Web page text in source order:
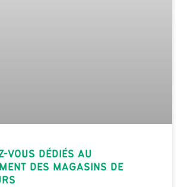
VOUS DÉDIÉS AU
DES MAGASINS DE